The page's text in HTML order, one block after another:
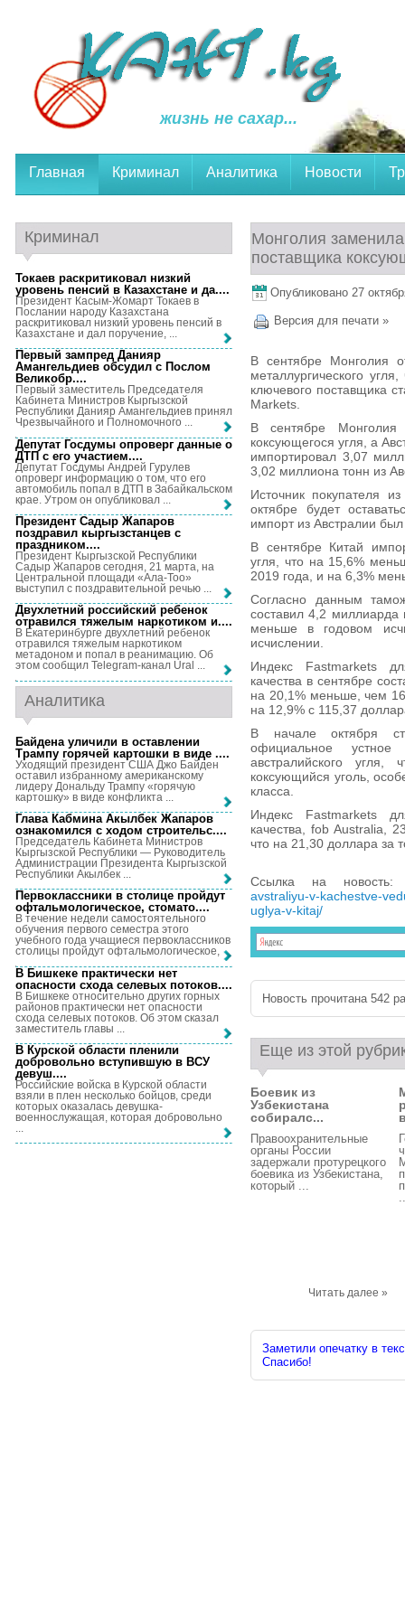
жизнь не сахар...
Главная Криминал Аналитика Новости
Монголия
поставщика
Опубликовано 27
Версия для печати »
В сентябре Монголия
металлургического
ключевого поставщика
Markets.
В сентябре
коксующегося угля, а
импортировал 3,07
3,02 миллиона тонн из
Источник покупателя
октябре будет
импорт из Австралии
В сентябре Китай
угля, что на 15,6%
2019 года, и на 6,3%
Согласно данным
составил 4,2
меньше в годовом
исчислении.
Индекс Fastmarkets
качества в сентябре
на 20,1% меньше, чем
на 12,9% с 115,37
В начале октября
официальное
австралийского
коксующийся уголь,
класса.
Индекс Fastmarkets
качества, fob Australia,
что на 21,30 доллара за
Ссылка на
avstraliyu-v-kachestve-
uglya-v-kitaj/
Новость прочитана 542
Еще из этой
Боевик из
Узбекистана
собиралс...
Правоохранительные
органы России
задержали протурецкого
боевика из Узбекистана,
который ...
Читать далее »
Заметили опечатку в
Спасибо!
Криминал
Токаев раскритиковал низкий
уровень пенсий в Казахстане и да....
Президент Касым-Жомарт Токаев в
Послании народу Казахстана
раскритиковал низкий уровень пенсий в
Казахстане и дал поручение, ...
Первый зампред Данияр
Амангельдиев обсудил с Послом
Великобр....
Первый заместитель Председателя
Кабинета Министров Кыргызской
Республики Данияр Амангельдиев принял
Чрезвычайного и Полномочного ...
Депутат Госдумы опроверг данные о
ДТП с его участием....
Депутат Госдумы Андрей Гурулев
опроверг информацию о том, что его
автомобиль попал в ДТП в Забайкальском
крае. Утром он опубликовал ...
Президент Садыр Жапаров
поздравил кыргызстанцев с
праздником....
Президент Кыргызской Республики
Садыр Жапаров сегодня, 21 марта, на
Центральной площади «Ала-Тоо»
выступил с поздравительной речью ...
Двухлетний российский ребенок
отравился тяжелым наркотиком и....
В Екатеринбурге двухлетний ребенок
отравился тяжелым наркотиком
метадоном и попал в реанимацию. Об
этом сообщил Telegram-канал Ural ...
Аналитика
Байдена уличили в оставлении
Трампу горячей картошки в виде ....
Уходящий президент США Джо Байден
оставил избранному американскому
лидеру Дональду Трампу «горячую
картошку» в виде конфликта ...
Глава Кабмина Акылбек Жапаров
ознакомился с ходом строительс....
Председатель Кабинета Министров
Кыргызской Республики — Руководитель
Администрации Президента Кыргызской
Республики Акылбек ...
Первоклассники в столице пройдут
офтальмологическое, стомато....
В течение недели самостоятельного
обучения первого семестра этого
учебного года учащиеся первоклассников
столицы пройдут офтальмологическое, ...
В Бишкеке практически нет
опасности схода селевых потоков....
В Бишкеке относительно других горных
районов практически нет опасности
схода селевых потоков. Об этом сказал
заместитель главы ...
В Курской области пленили
добровольно вступившую в ВСУ
девуш....
Российские войска в Курской области
взяли в плен несколько бойцов, среди
которых оказалась девушка-
военнослужащая, которая добровольно
...